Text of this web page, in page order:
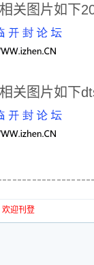
关图片如下
关图片如下
欢迎刊登